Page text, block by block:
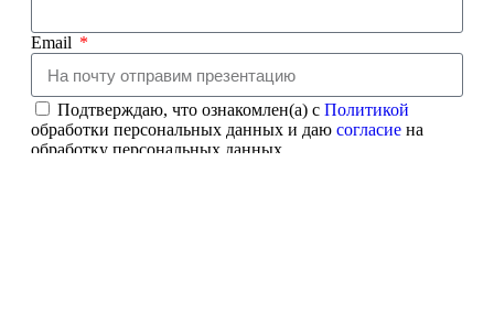
Email
Подтверждаю, что ознакомлен(а) с Политикой
обработки персональных данных и даю согласие на
обработку персональных данных